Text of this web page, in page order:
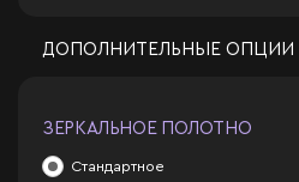
ДОПОЛНИТЕЛЬНЫЕ ОПЦИИ
ЗЕРКАЛЬНОЕ ПОЛОТНО
Стандартное